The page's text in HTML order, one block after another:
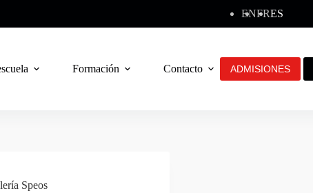
ENFRES
Formación Contacto ADMISIONES
Speos